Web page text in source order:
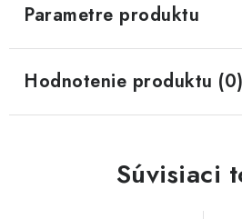
Parametre produktu
Hodnotenie produktu (0)
Súvisiaci